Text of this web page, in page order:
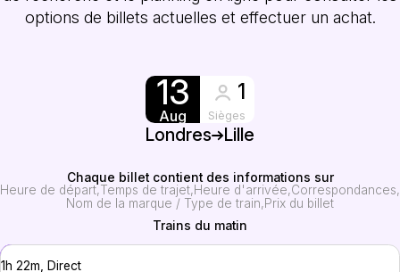
options de billets actuelles et effectuer un achat.
13
Aug
1
Sièges
Londres Lille
Chaque billet contient des informations sur
Heure de départ Temps de trajet Heure d'arrivée Correspondances
Nom de la marque / Type de train Prix du billet
Trains du matin
1h 22m, Direct